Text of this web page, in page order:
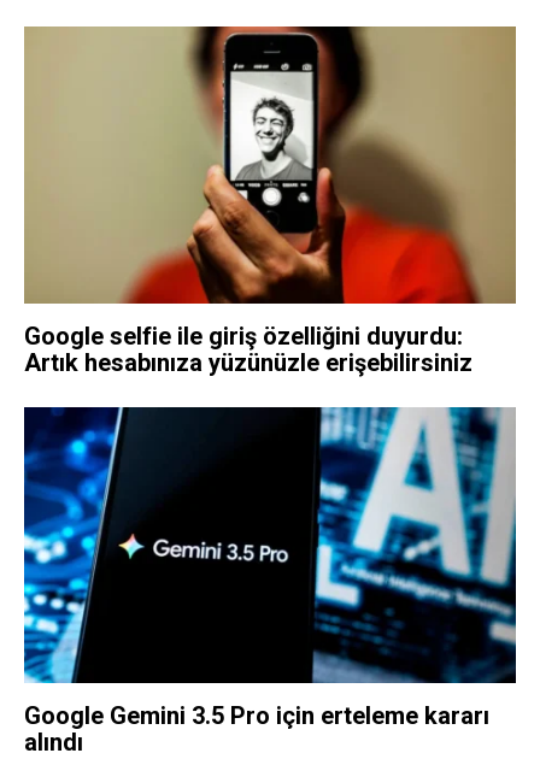
Google selfie ile giriş özelliğini duyurdu:
Artık hesabınıza yüzünüzle erişebilirsiniz
Google Gemini 3.5 Pro için erteleme kararı
alındı